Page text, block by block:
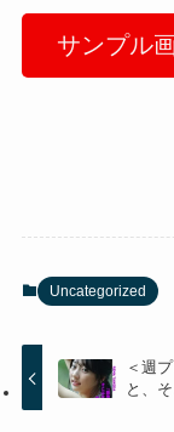
サンプル
Uncategorized
＜週
と、